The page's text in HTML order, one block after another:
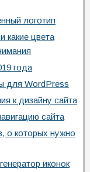
логотип
какие цвета
года
для WordPress
к дизайну сайта
сайта
о которых нужно
иконок